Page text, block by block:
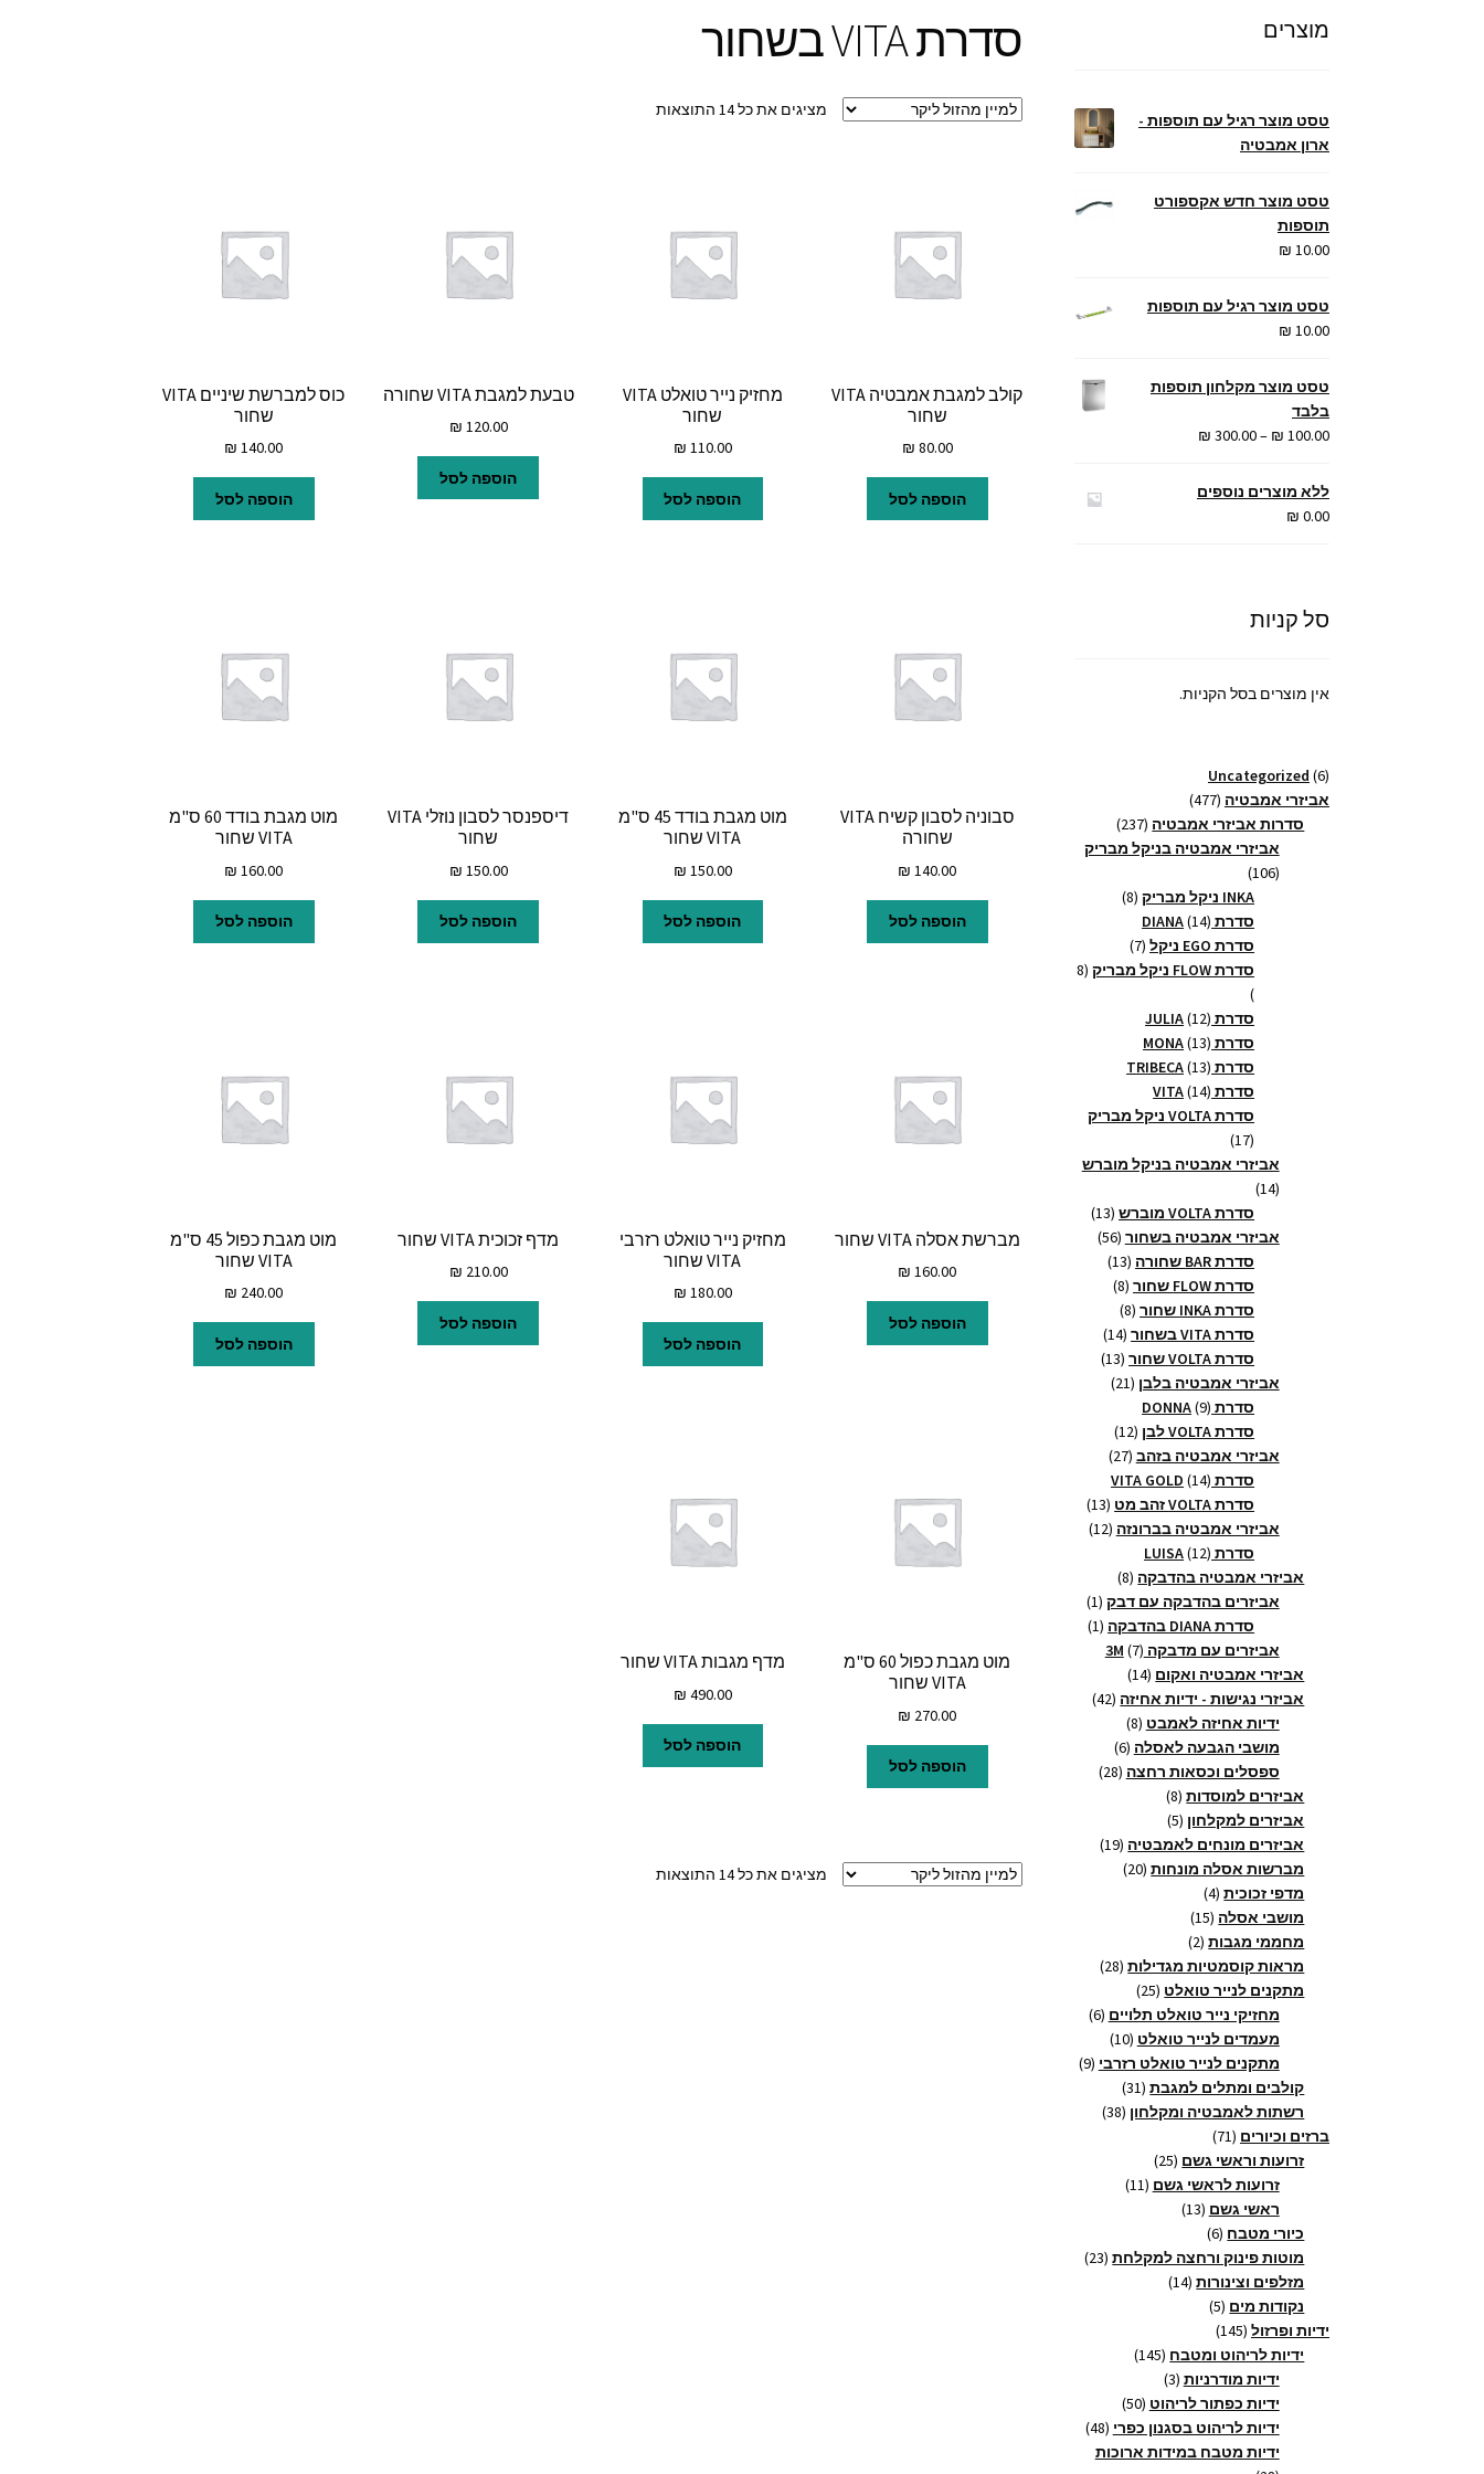
סדרת VITA בשחור
מציגים את כל ⁦14⁩ התוצאות
ממוין
קולב למגבת אמבטיה VITA
שחור
₪ 80.00
הוספה לסל
מחזיק נייר טואלט VITA
שחור
₪ 110.00
הוספה לסל
טבעת למגבת VITA שחורה
₪ 120.00
הוספה לסל
כוס למברשת שיניים VITA
שחור
₪ 140.00
הוספה לסל
סבוניה לסבון קשיח VITA
שחורה
₪ 140.00
הוספה לסל
מוט מגבת בודד 45 ס"מ
VITA שחור
₪ 150.00
הוספה לסל
דיספנסר לסבון נוזלי VITA
שחור
₪ 150.00
הוספה לסל
מוט מגבת בודד 60 ס"מ
VITA שחור
₪ 160.00
הוספה לסל
מברשת אסלה VITA שחור
₪ 160.00
הוספה לסל
מחזיק נייר טואלט רזרבי
VITA שחור
₪ 180.00
הוספה לסל
מדף זכוכית VITA שחור
₪ 210.00
הוספה לסל
מוט מגבת כפול 45 ס"מ
VITA שחור
₪ 240.00
הוספה לסל
מוט מגבת כפול 60 ס"מ
VITA שחור
₪ 270.00
הוספה לסל
מדף מגבות VITA שחור
₪ 490.00
הוספה לסל
מציגים את כל ⁦14⁩ התוצאות
ממוין
מוצרים
טסט מוצר רגיל עם תוספות -
ארון אמבטיה
טסט מוצר חדש אקספורט
תוספות
₪ 10.00
טסט מוצר רגיל עם תוספות
₪ 10.00
טסט מוצר מקלחון תוספות
בלבד
₪ 100.00
–
₪ 300.00
ללא מוצרים נוספים
₪ 0.00
סל קניות
אין מוצרים בסל הקניות.
Uncategorized 6
6
מוצרים
אביזרי אמבטיה 477
477
מוצרים
סדרות אביזרי אמבטיה 237
237
מוצרים
אביזרי אמבטיה בניקל מבריק
106
106
מוצרים
INKA ניקל מבריק 8
8
סדרת DIANA 14
14
מוצרים סדרת EGO ניקל 7
7
מוצרים
סדרת FLOW ניקל מבריק
8
8
מוצרים
סדרת JULIA 12
12
מוצרים סדרת MONA 13
13
מוצרים סדרת TRIBECA 13
13
מוצרים סדרת VITA 14
14
מוצרים סדרת VOLTA ניקל מבריק
17
17
מוצרים
אביזרי אמבטיה בניקל מוברש
14
14
מוצרים
סדרת VOLTA מוברש 13
13
אביזרי אמבטיה בשחור 56
56
סדרת BAR שחורה 13
13
מוצרים
סדרת FLOW שחור 8
8
סדרת INKA שחור 8
8
מוצרים
סדרת VITA בשחור 14
14
מוצרים
סדרת VOLTA שחור 13
13
אביזרי אמבטיה בלבן 21
21
סדרת DONNA 9
9
מוצרים סדרת VOLTA לבן 12
12
מוצרים
אביזרי אמבטיה בזהב 27
27
מוצרים
סדרת VITA GOLD 14
14
מוצרים סדרת VOLTA זהב מט 13
13
מוצרים
אביזרי אמבטיה בברונזה 12
12
סדרת LUISA 12
12
מוצרים
אביזרי אמבטיה בהדבקה 8
8
מוצריםאביזרים בהדבקה עם דבק 1מוצר
1
סדרת DIANA בהדבקה 1מוצר
אביזרים עם מדבקה 3M 7
7
מוצרים
אביזרי אמבטיה ואקום 14
14
מוצריםאביזרי נגישות - ידיות אחיזה 42
42
ידיות אחיזה לאמבט 8
8
מוצרים מושבי הגבעה לאסלה 6
6
מוצרים ספסלים וכסאות רחצה 28
28
אביזרים למוסדות 8
8
מוצרים
אביזרים למקלחון 5
5
מוצרים
אביזרים מונחים לאמבטיה 19
19
מברשות אסלה מונחות 20
20
מדפי זכוכית 4
4
מוצרים מושבי אסלה 15
15
מוצרים
מחממי מגבות 2
2
מוצרים
מראות קוסמטיות מגדילות 28
28
מתקנים לנייר טואלט 25
25
מוצרים
מחזיקי נייר טואלט תלויים 6
6
מעמדים לנייר טואלט 10
10
מוצריםמתקנים לנייר טואלט רזרבי 9
9
קולבים ומתלים למגבת 31
31
מוצרים רשתות לאמבטיה ומקלחון 38
38
ברזים וכיורים 71
71
מוצרים
זרועות וראשי גשם 25
25
מוצריםזרועות לראשי גשם 11
11
ראשי גשם 13
13
כיורי מטבח 6
6
מוצרים
מוטות פינוק ורחצה למקלחת 23
23
מזלפים וצינורות 14
14
נקודות מים 5
5
ידיות ופרזול 145
145
מוצרים
ידיות לריהוט ומטבח 145
145
ידיות מודרניות 3
3
מוצריםידיות כפתור לריהוט 50
50
מוצריםידיות לריהוט בסגנון כפרי 48
48
ידיות מטבח במידות ארוכות